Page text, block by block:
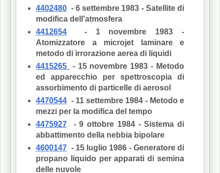
4402480 - 6 settembre 1983 - Satellite di
modifica dell'atmosfera
4412654 - 1 novembre 1983 -
Atomizzatore a microjet laminare e
metodo di irrorazione aerea di liquidi
4415265
- 15 novembre 1983 - Metodo
ed apparecchio per spettroscopia di
assorbimento di particelle di aerosol
4470544 - 11 settembre 1984 - Metodo e
mezzi per la modifica del tempo
4475927 - 9 ottobre 1984 - Sistema di
abbattimento della nebbia bipolare
4600147 - 15 luglio 1986 - Generatore di
propano liquido per apparati di semina
delle nuvole